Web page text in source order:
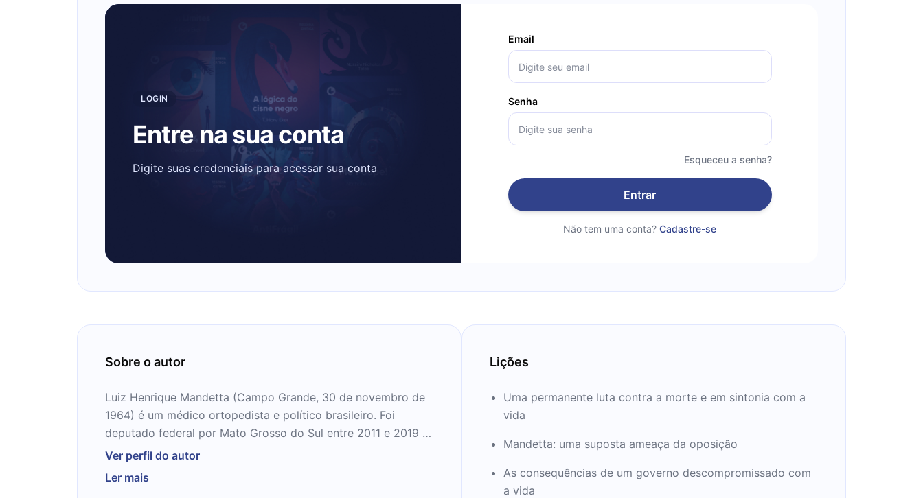
LOGIN
Entre na sua conta
Digite suas credenciais para acessar sua conta
Email
Senha
Esqueceu a senha?
Entrar
Não tem uma conta? Cadastre-se
Sobre o autor
Luiz Henrique Mandetta (Campo Grande, 30 de novembro de
1964) é um médico ortopedista e político brasileiro. Foi
deputado federal por Mato Grosso do Sul entre 2011 e 2019 e
Ministro da Saúde no governo de Jair Bolsonaro, entre 1º de
após divergências com o presidente quanto à política de
Ver perfil do autor
Ler mais
Lições
Uma permanente luta contra a morte e em sintonia com a
vida
Mandetta: uma suposta ameaça da oposição
As consequências de um governo descompromissado com
a vida